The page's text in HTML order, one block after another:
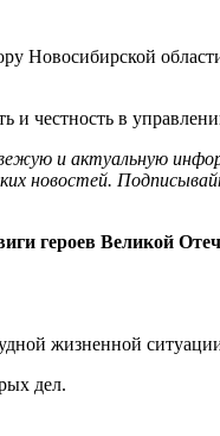
Новосибирской
и честность в
и актуальную
новостей.
героев Великой
жизненной
дел.